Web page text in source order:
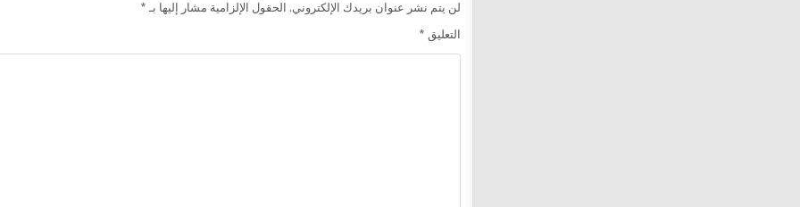
لن يتم نشر عنوان بريدك الإلكتروني. الحقول الإلزامية مشار إليها بـ *
التعليق *